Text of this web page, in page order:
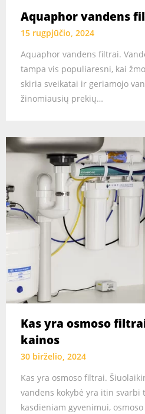
Aquaphor vandens
15 rugpjūčio, 2024
Aquaphor vandens filtrai.
tampa vis populiaresni, kai
skiria sveikatai ir geriamojo
žinomiausių prekių…
Kas yra osmoso
kainos
30 birželio, 2024
Kas yra osmoso filtrai.
vandens kokybė yra itin svarbi
kasdieniam gyvenimui,